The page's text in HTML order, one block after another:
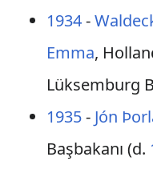
1934-
Emma,
Lüksemburg
1935- Jón
Başbakanı (d.